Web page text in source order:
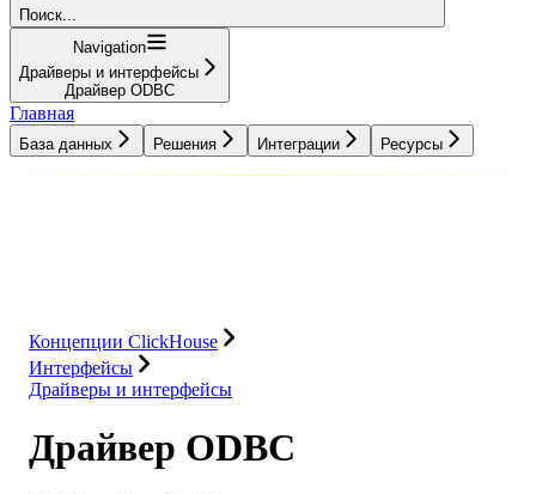
Поиск...
Navigation
Драйверы и интерфейсы
Драйвер ODBC
Главная
База данных Решения Интеграции Ресурсы
Концепции ClickHouse
Интерфейсы
Драйверы и интерфейсы
Драйвер ODBC